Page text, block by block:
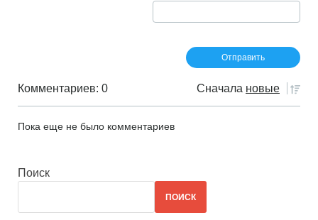
Комментариев: 0 Сначала новые
Пока еще не было комментариев
Поиск
ПОИСК